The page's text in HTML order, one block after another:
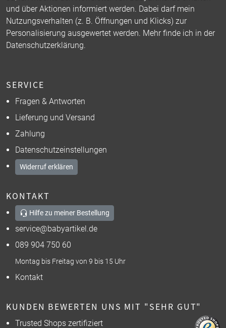
und über Aktionen informiert werden. Dabei darf mein
Nutzungsverhalten (z. B. Öffnungen und Klicks) zur
Personalisierung ausgewertet werden. Mehr finde ich in der
Datenschutzerklärung.
SERVICE
Fragen & Antworten
Lieferung und Versand
Zahlung
Datenschutzeinstellungen
Widerruf erklären
KONTAKT
Hilfe zu meiner Bestellung
service@babyartikel.de
089 904 750 60
Montag bis Freitag von 9 bis 15 Uhr
Kontakt
KUNDEN BEWERTEN UNS MIT "SEHR GUT"
Trusted Shops zertifiziert